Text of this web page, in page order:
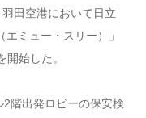
田空港において日立
ミュー・スリー）」
始した。
階出発ロビーの保安検